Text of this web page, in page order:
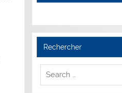
Rechercher